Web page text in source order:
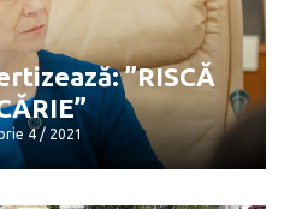
”RISCĂ
4 / 2021